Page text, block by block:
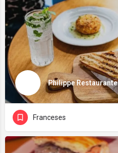
Philippe Restaurante
Franceses